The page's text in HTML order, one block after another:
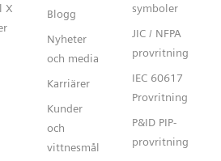
X
Blogg
Nyheter
och media
Karriärer
Kunder
och
vittnesmål
symboler
JIC / NFPA
provritning
IEC 60617
Provritning
P&ID PIP-
provritning